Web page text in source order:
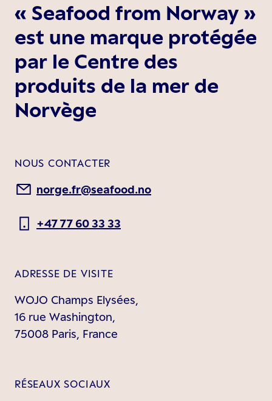
« Seafood from Norway »
est une marque protégée
par le Centre des
produits de la mer de
Norvège
NOUS CONTACTER
norge.fr@seafood.no
+47 77 60 33 33
ADRESSE DE VISITE
WOJO Champs Elysées,
16 rue Washington,
75008 Paris, France
RÉSEAUX SOCIAUX